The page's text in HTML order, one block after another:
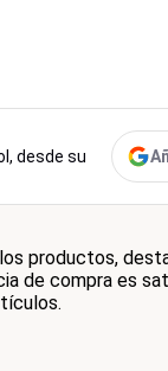
desde su
productos,
de compra es